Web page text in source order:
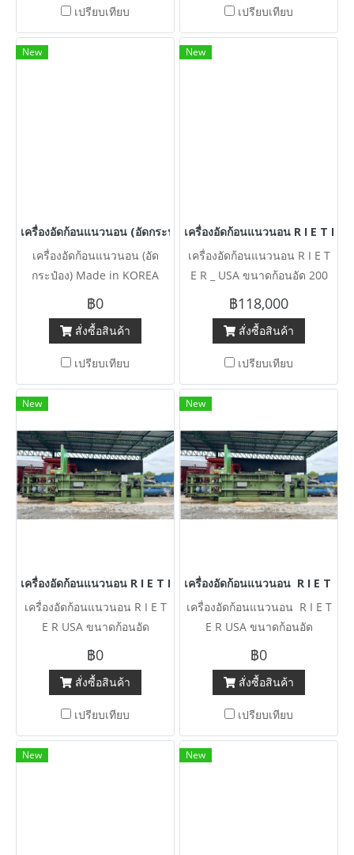
เปรียบเทียบ เปรียบเทียบ
New
เครื่องอัดก้อนแนวนอน (อัดกระป๋อง) Made in KOREA มอเตอร์ ขนา
เครื่องอัดก้อนแนวนอน (อัด
กระป๋อง) Made in KOREA
มอเตอร์ ขนาด 30 HP 380V
งานตัดประมูลสภาพใหม่พร้อม
ใช้
฿0
สั่งซื้อสินค้า
เปรียบเทียบ
New
เครื่องอัดก้อนแนวนอน R I E T E
เครื่องอัดก้อนแนวนอน R I E T
E R _ USA ขนาดก้อนอัด 200
kg / ขนาดห้อง กยส (60 x 200
x 80 cm) 380V พร้อมใช้งาน
฿118,000
สั่งซื้อสินค้า
เปรียบเทียบ
New
เครื่องอัดก้อนแนวนอน R I E T E R USA ขนาดก้อนอัด 200~300
เครื่องอัดก้อนแนวนอน R I E T
E R USA ขนาดก้อนอัด
200~300 kg / ขนาดห้อง กยส
(60 x 200 x 80 cm) 380Vพร้อม
ใช้งาน มี VDO Review
฿0
สั่งซื้อสินค้า
เปรียบเทียบ
New
เครื่องอัดก้อนแนวนอน R I E T E
เครื่องอัดก้อนแนวนอน R I E T
E R USA ขนาดก้อนอัด
200~300 kg / ขนาดห้อง กยส
(60 x 200 x 80 cm) 380V
พร้อมใช้งาน
฿0
สั่งซื้อสินค้า
เปรียบเทียบ
New New